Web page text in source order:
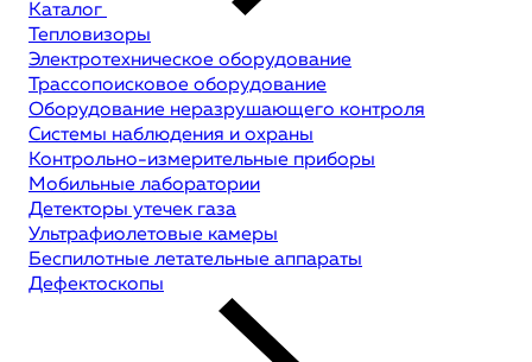
Каталог
Тепловизоры
Электротехническое оборудование
Трассопоисковое оборудование
Оборудование неразрушающего контроля
Системы наблюдения и охраны
Контрольно-измерительные приборы
Мобильные лаборатории
Детекторы утечек газа
Ультрафиолетовые камеры
Беспилотные летательные аппараты
Дефектоскопы